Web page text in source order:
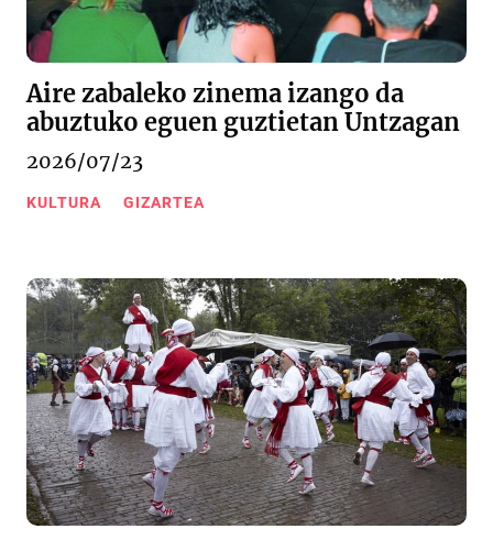
Aire zabaleko zinema izango da
abuztuko eguen guztietan Untzagan
2026/07/23
KULTURA GIZARTEA